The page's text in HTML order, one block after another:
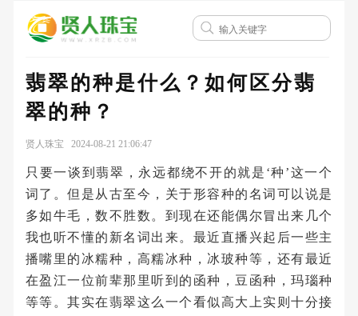
翡翠的种是什么？如何区分翡
翠的种？
贤人珠宝 2024-08-21 21:06:47
只要一谈到翡翠，永远都绕不开的就是‘种’这一个
词了。但是从古至今，关于形容种的名词可以说是
多如牛毛，数不胜数。到现在还能偶尔冒出来几个
我也听不懂的新名词出来。最近直播兴起后一些主
播嘴里的冰糯种，高糯冰种，冰玻种等，还有最近
在盈江一位前辈那里听到的函种，豆函种，玛瑙种
等等。其实在翡翠这么一个看似高大上实则十分接